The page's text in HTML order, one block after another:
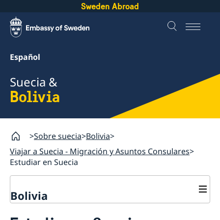
Sweden Abroad
Español
Suecia &
Bolivia
Sobre suecia Bolivia
Viajar a Suecia - Migración y Asuntos Consulares
Estudiar en Suecia
Bolivia